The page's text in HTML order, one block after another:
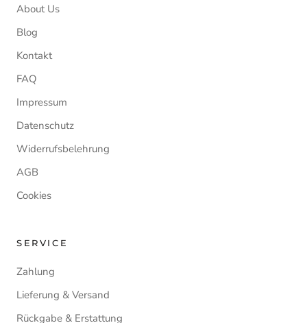
About Us
Blog
Kontakt
FAQ
Impressum
Datenschutz
Widerrufsbelehrung
AGB
Cookies
SERVICE
Zahlung
Lieferung & Versand
Rückgabe & Erstattung